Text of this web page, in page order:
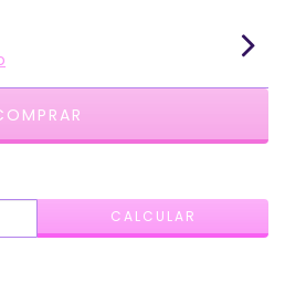
CALCULAR